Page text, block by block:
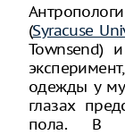
(Syracuse
Townsend)
одежды у
глазах
пола. В